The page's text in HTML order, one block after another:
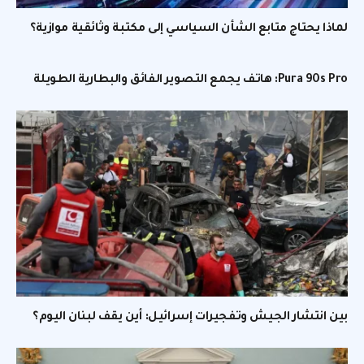
لماذا يحتاج متابع الشأن السياسي إلى مكتبة وثائقية موازية؟
Pura 90s Pro: هاتف يجمع التصوير الفائق والبطارية الطويلة
بين انتشار الجيش وتفجيرات إسرائيل: أين يقف لبنان اليوم؟